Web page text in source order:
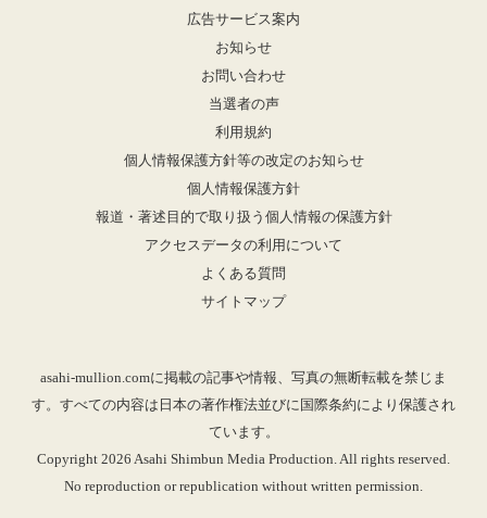
広告サービス案内
お知らせ
お問い合わせ
当選者の声
利用規約
個人情報保護方針等の改定のお知らせ
個人情報保護方針
報道・著述目的で取り扱う個人情報の保護方針
アクセスデータの利用について
よくある質問
サイトマップ
asahi-mullion.comに掲載の記事や情報、写真の無断転載を禁じま
す。すべての内容は日本の著作権法並びに国際条約により保護され
ています。
Copyright 2026 Asahi Shimbun Media Production. All rights reserved.
No reproduction or republication without written permission.